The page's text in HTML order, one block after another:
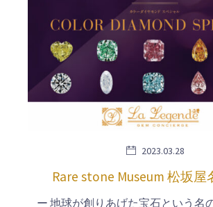
2023.03.28
Rare stone Museum 松坂屋
ー 地球が創りあげた宝石という名